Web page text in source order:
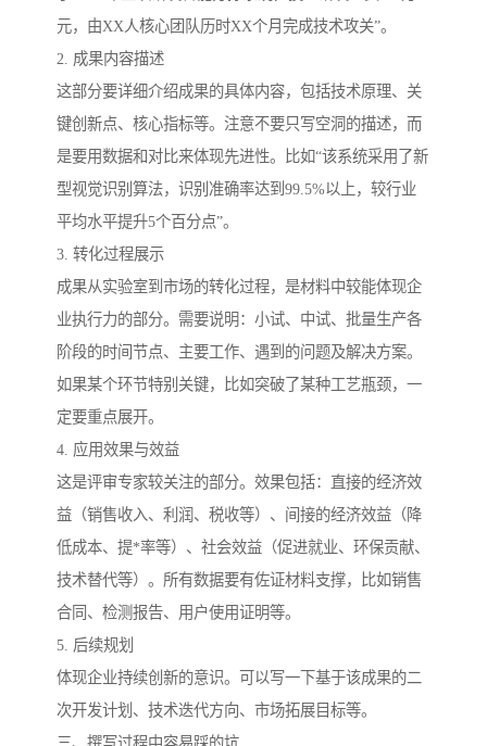
元，由XX人核心团队历时XX个月完成技术攻关”。
2. 成果内容描述
这部分要详细介绍成果的具体内容，包括技术原理、关
键创新点、核心指标等。注意不要只写空洞的描述，而
是要用数据和对比来体现先进性。比如“该系统采用了新
型视觉识别算法，识别准确率达到99.5%以上，较行业
平均水平提升5个百分点”。
3. 转化过程展示
成果从实验室到市场的转化过程，是材料中较能体现企
业执行力的部分。需要说明：小试、中试、批量生产各
阶段的时间节点、主要工作、遇到的问题及解决方案。
如果某个环节特别关键，比如突破了某种工艺瓶颈，一
定要重点展开。
4. 应用效果与效益
这是评审专家较关注的部分。效果包括：直接的经济效
益（销售收入、利润、税收等）、间接的经济效益（降
低成本、提*率等）、社会效益（促进就业、环保贡献、
技术替代等）。所有数据要有佐证材料支撑，比如销售
合同、检测报告、用户使用证明等。
5. 后续规划
体现企业持续创新的意识。可以写一下基于该成果的二
次开发计划、技术迭代方向、市场拓展目标等。